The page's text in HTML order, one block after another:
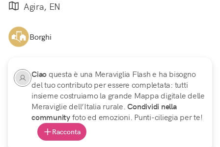
Agira, EN
Borghi
Ciao questa è una Meraviglia Flash e ha bisogno
del tuo contributo per essere completata: tutti
insieme costruiamo la grande Mappa digitale delle
Meraviglie dell’Italia rurale.Condividi nella
communityfoto ed emozioni. Punti-ciliegia per te!
Racconta